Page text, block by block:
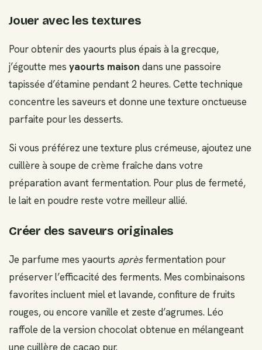
Jouer avec les textures
Pour obtenir des yaourts plus épais à la grecque,
j’égoutte mes yaourts maison dans une passoire
tapissée d’étamine pendant 2 heures. Cette technique
concentre les saveurs et donne une texture onctueuse
parfaite pour les desserts.
Si vous préférez une texture plus crémeuse, ajoutez une
cuillère à soupe de crème fraîche dans votre
préparation avant fermentation. Pour plus de fermeté,
le lait en poudre reste votre meilleur allié.
Créer des saveurs originales
Je parfume mes yaourts aprèsfermentation pour
préserver l’efficacité des ferments. Mes combinaisons
favorites incluent miel et lavande, confiture de fruits
rouges, ou encore vanille et zeste d’agrumes. Léo
raffole de la version chocolat obtenue en mélangeant
une cuillère de cacao pur.